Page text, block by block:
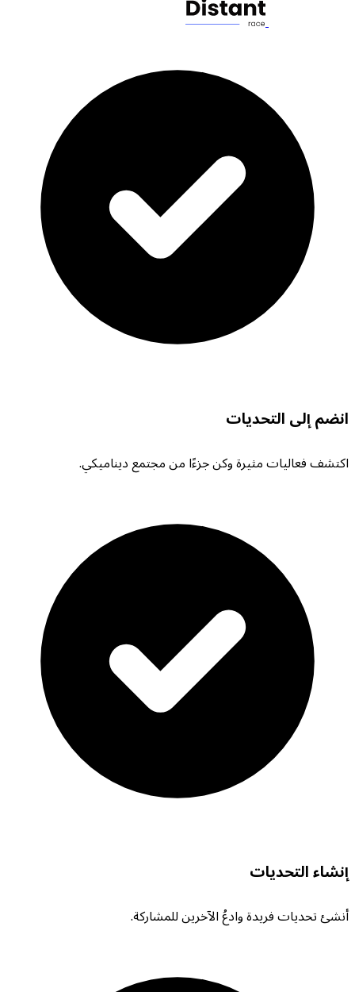
انضم إلى التحديات
اكتشف فعاليات مثيرة وكن جزءًا من مجتمع ديناميكي.
إنشاء التحديات
أنشئ تحديات فريدة وادعُ الآخرين للمشاركة.